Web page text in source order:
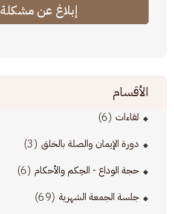
إبلاغ عن مشكلة
الأقسام
لقاءات (6)
دورة الإيمان والصلة بالخلق (3)
حجة الوداع - الحِكم والأحكام (6)
جلسة الجمعة الشهرية (69)